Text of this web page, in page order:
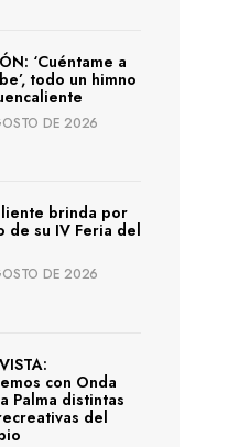
‘Cuéntame a
todo un himno
DE 2026
brinda por
de su IV Feria del
DE 2026
con Onda
Palma distintas
del